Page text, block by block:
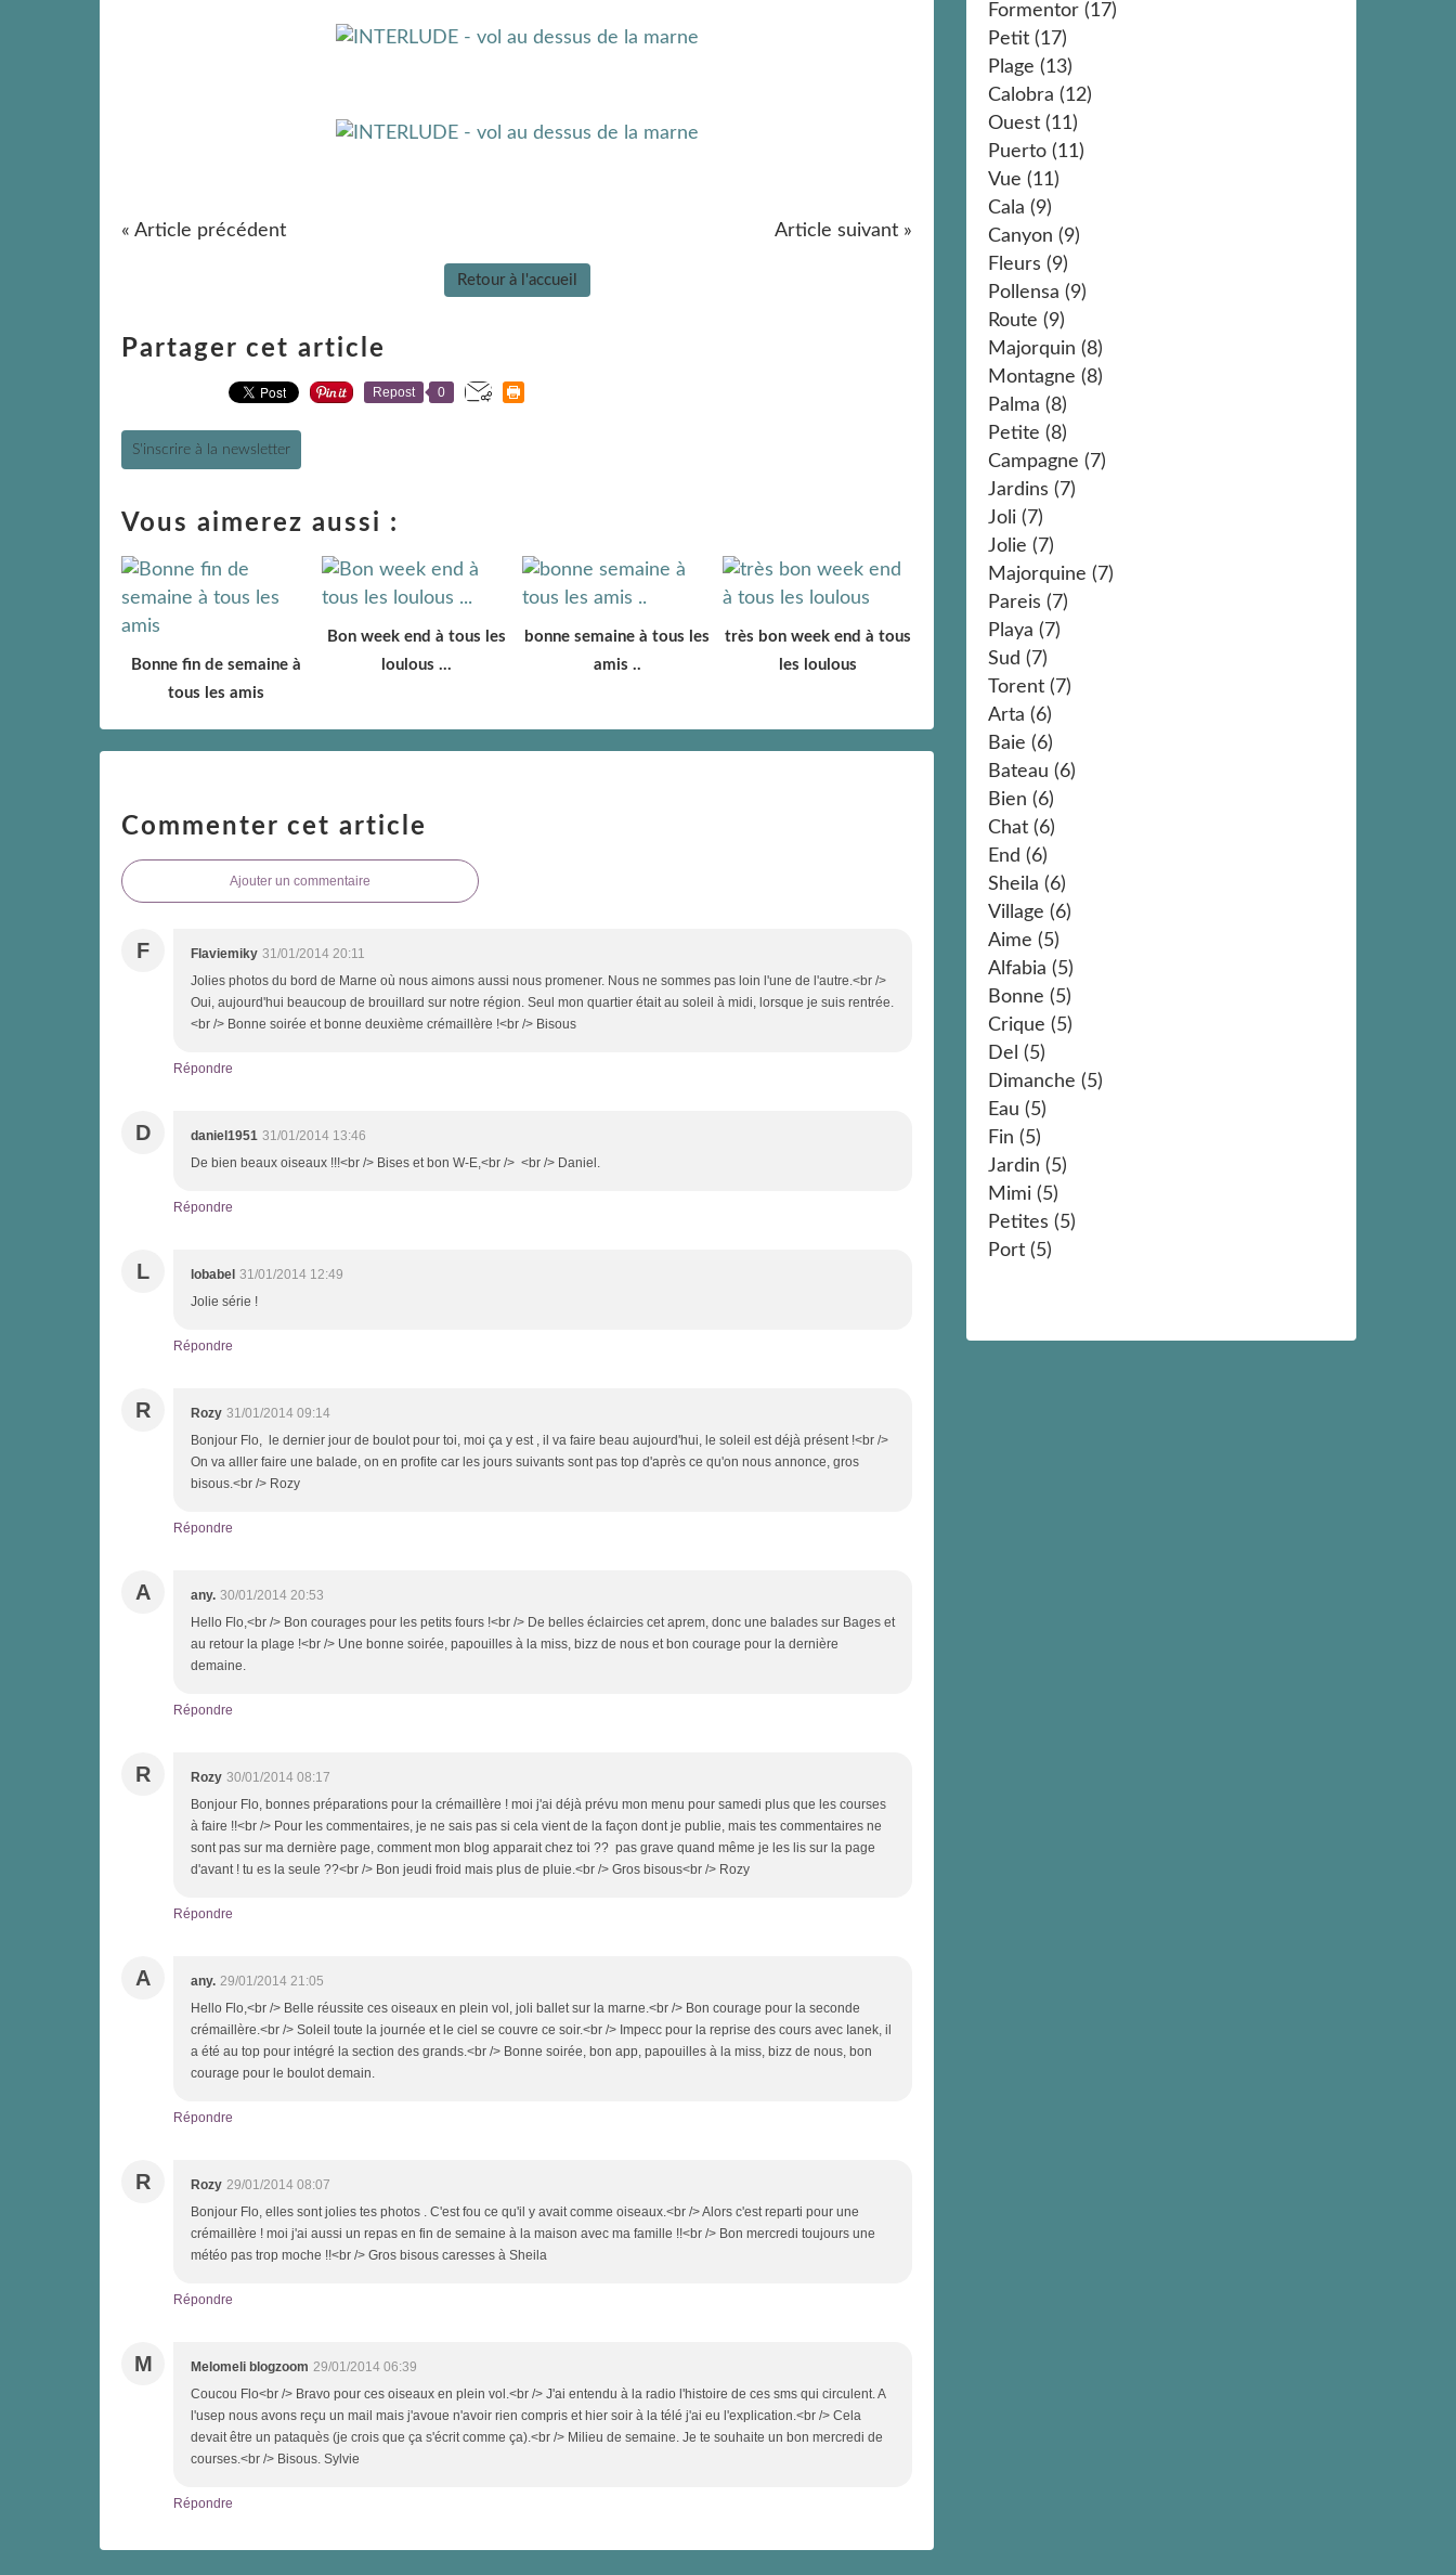
« Article précédent Article suivant »
Retour à l'accueil
Partager cet article
Repost 0
S'inscrire à la newsletter
Vous aimerez aussi :
Bonne fin de semaine à
tous les amis
Bon week end à tous les
loulous ...
bonne semaine à tous les
amis ..
très bon week end à tous
les loulous
Commenter cet article
Ajouter un commentaire
F Flaviemiky 31/01/2014 20:11
Jolies photos du bord de Marne où nous aimons aussi nous promener. Nous ne sommes pas loin l'une de l'autre.<br />
Oui, aujourd'hui beaucoup de brouillard sur notre région. Seul mon quartier était au soleil à midi, lorsque je suis rentrée.
<br /> Bonne soirée et bonne deuxième crémaillère !<br /> Bisous
Répondre
D daniel1951 31/01/2014 13:46
De bien beaux oiseaux !!!<br /> Bises et bon W-E,<br /> <br /> Daniel.
Répondre
L lobabel 31/01/2014 12:49
Jolie série !
Répondre
R Rozy 31/01/2014 09:14
Bonjour Flo, le dernier jour de boulot pour toi, moi ça y est , il va faire beau aujourd'hui, le soleil est déjà présent !<br />
On va alller faire une balade, on en profite car les jours suivants sont pas top d'après ce qu'on nous annonce, gros
bisous.<br /> Rozy
Répondre
A any. 30/01/2014 20:53
Hello Flo,<br /> Bon courages pour les petits fours !<br /> De belles éclaircies cet aprem, donc une balades sur Bages et
au retour la plage !<br /> Une bonne soirée, papouilles à la miss, bizz de nous et bon courage pour la dernière
demaine.
Répondre
R Rozy 30/01/2014 08:17
Bonjour Flo, bonnes préparations pour la crémaillère ! moi j'ai déjà prévu mon menu pour samedi plus que les courses
à faire !!<br /> Pour les commentaires, je ne sais pas si cela vient de la façon dont je publie, mais tes commentaires ne
sont pas sur ma dernière page, comment mon blog apparait chez toi ?? pas grave quand même je les lis sur la page
d'avant ! tu es la seule ??<br /> Bon jeudi froid mais plus de pluie.<br /> Gros bisous<br /> Rozy
Répondre
A any. 29/01/2014 21:05
Hello Flo,<br /> Belle réussite ces oiseaux en plein vol, joli ballet sur la marne.<br /> Bon courage pour la seconde
crémaillère.<br /> Soleil toute la journée et le ciel se couvre ce soir.<br /> Impecc pour la reprise des cours avec Ianek, il
a été au top pour intégré la section des grands.<br /> Bonne soirée, bon app, papouilles à la miss, bizz de nous, bon
courage pour le boulot demain.
Répondre
R Rozy 29/01/2014 08:07
Bonjour Flo, elles sont jolies tes photos . C'est fou ce qu'il y avait comme oiseaux.<br /> Alors c'est reparti pour une
crémaillère ! moi j'ai aussi un repas en fin de semaine à la maison avec ma famille !!<br /> Bon mercredi toujours une
météo pas trop moche !!<br /> Gros bisous caresses à Sheila
Répondre
M Melomeli blogzoom 29/01/2014 06:39
Coucou Flo<br /> Bravo pour ces oiseaux en plein vol.<br /> J'ai entendu à la radio l'histoire de ces sms qui circulent. A
l'usep nous avons reçu un mail mais j'avoue n'avoir rien compris et hier soir à la télé j'ai eu l'explication.<br /> Cela
devait être un pataquès (je crois que ça s'écrit comme ça).<br /> Milieu de semaine. Je te souhaite un bon mercredi de
courses.<br /> Bisous. Sylvie
Répondre
Formentor (17)
Petit (17)
Plage (13)
Calobra (12)
Ouest (11)
Puerto (11)
Vue (11)
Cala (9)
Canyon (9)
Fleurs (9)
Pollensa (9)
Route (9)
Majorquin (8)
Montagne (8)
Palma (8)
Petite (8)
Campagne (7)
Jardins (7)
Joli (7)
Jolie (7)
Majorquine (7)
Pareis (7)
Playa (7)
Sud (7)
Torent (7)
Arta (6)
Baie (6)
Bateau (6)
Bien (6)
Chat (6)
End (6)
Sheila (6)
Village (6)
Aime (5)
Alfabia (5)
Bonne (5)
Crique (5)
Del (5)
Dimanche (5)
Eau (5)
Fin (5)
Jardin (5)
Mimi (5)
Petites (5)
Port (5)